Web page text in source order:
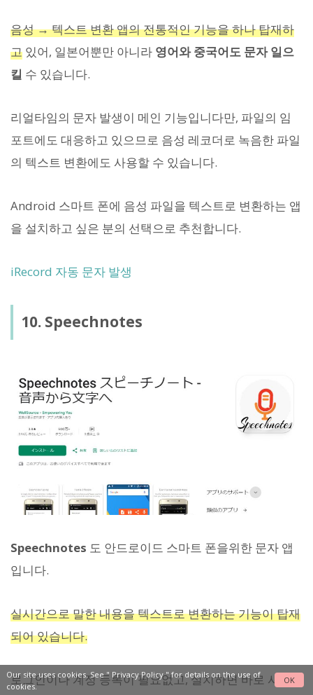
음성 → 텍스트 변환 앱의 전통적인 기능을 하나 탑재하
고 있어, 일본어뿐만 아니라 영어와 중국어도 문자 일으
킬 수 있습니다.
리얼타임의 문자 발생이 메인 기능입니다만, 파일의 임
포트에도 대응하고 있으므로 음성 레코더로 녹음한 파일
의 텍스트 변환에도 사용할 수 있습니다.
Android 스마트 폰에 음성 파일을 텍스트로 변환하는 앱
을 설치하고 싶은 분의 선택으로 추천합니다.
iRecord 자동 문자 발생
10. Speechnotes
Speechnotes 도 안드로이드 스마트 폰을위한 문자 앱
입니다.
실시간으로 말한 내용을 텍스트로 변환하는 기능이 탑재
되어 있습니다.
로그인이나 계정 등록이 필요없고, 설치하면 바로 사용
Our site uses cookies. See " Privacy Policy" for details on the use of
cookies.
OK